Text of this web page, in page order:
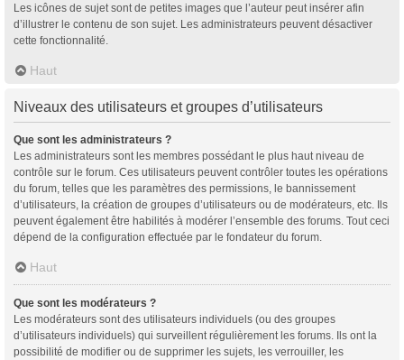
Les icônes de sujet sont de petites images que l’auteur peut insérer afin
d’illustrer le contenu de son sujet. Les administrateurs peuvent désactiver
cette fonctionnalité.
Haut
Niveaux des utilisateurs et groupes d’utilisateurs
Que sont les administrateurs ?
Les administrateurs sont les membres possédant le plus haut niveau de
contrôle sur le forum. Ces utilisateurs peuvent contrôler toutes les opérations
du forum, telles que les paramètres des permissions, le bannissement
d’utilisateurs, la création de groupes d’utilisateurs ou de modérateurs, etc. Ils
peuvent également être habilités à modérer l’ensemble des forums. Tout ceci
dépend de la configuration effectuée par le fondateur du forum.
Haut
Que sont les modérateurs ?
Les modérateurs sont des utilisateurs individuels (ou des groupes
d’utilisateurs individuels) qui surveillent régulièrement les forums. Ils ont la
possibilité de modifier ou de supprimer les sujets, les verrouiller, les